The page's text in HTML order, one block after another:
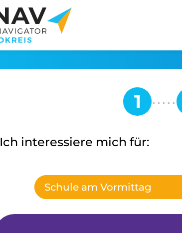
Ich interessiere mich für:
Schule am Vormittag